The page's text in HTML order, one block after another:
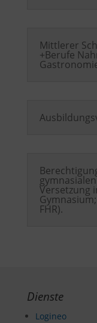
Mittlerer
+Berufe
Versetzung
FHR).
Dienste
Logineo